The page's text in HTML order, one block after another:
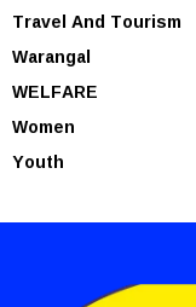
Travel And Tourism
Warangal
WELFARE
Women
Youth